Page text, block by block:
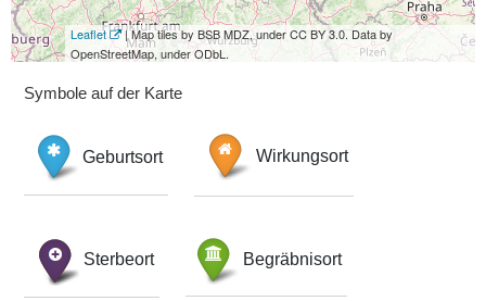
Leaflet
| Map tiles by BSB MDZ, under CC BY 3.0. Data by
OpenStreetMap, under ODbL.
Symbole auf der Karte
Geburtsort Wirkungsort
Sterbeort Begräbnisort